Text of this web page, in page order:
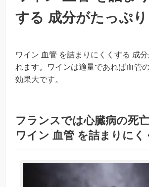
する 成分がたっぷり
ワイン 血管 を詰まりにくくする 成
れます。ワインは適量であれば血管
効果大です。
フランスでは心臓病の死
ワイン 血管 を詰まりにく